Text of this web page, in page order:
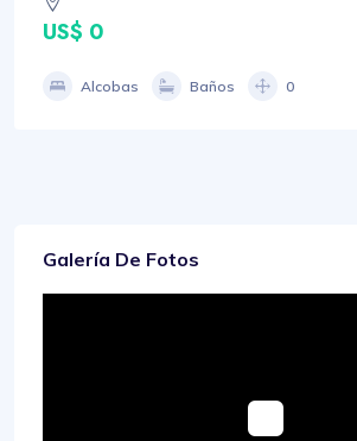
US$ 0
Alcobas Baños 0
Galería De Fotos